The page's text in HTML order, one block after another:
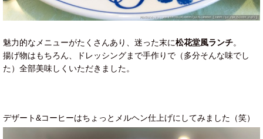
魅力的なメニューがたくさんあり、迷った末に松花堂風ランチ。
揚げ物はもちろん、ドレッシングまで手作りで（多分そんな味でし
た）全部美味しくいただきました。
デザート&コーヒーはちょっとメルヘン仕上げにしてみました（笑）